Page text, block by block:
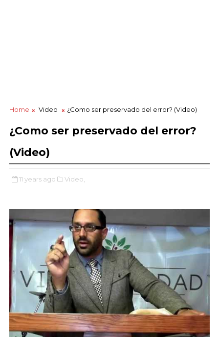
Home Video ¿Como ser preservado del error? (Video)
¿Como ser preservado del error?
(Video)
11 years ago Video,